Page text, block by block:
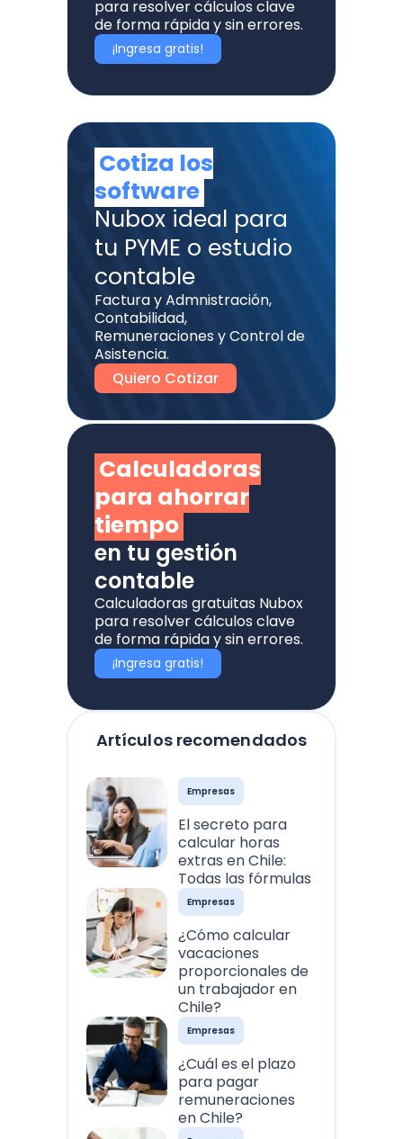
para resolver cálculos clave
de forma rápida y sin errores.
¡Ingresa gratis!
Artículos recomendados
Empresas
El secreto para
calcular horas
extras en Chile:
Todas las fórmulas
Empresas
¿Cómo calcular
vacaciones
proporcionales de
un trabajador en
Chile?
Empresas
¿Cuál es el plazo
para pagar
remuneraciones
en Chile?
Calculadoras
para ahorrar
tiempo
en tu gestión
contable
Calculadoras gratuitas Nubox
para resolver cálculos clave
de forma rápida y sin errores.
¡Ingresa gratis!
Cotiza los
software
Nubox ideal para
tu PYME o estudio
contable
Factura y Admnistración,
Contabilidad,
Remuneraciones y Control de
Asistencia.
Quiero Cotizar